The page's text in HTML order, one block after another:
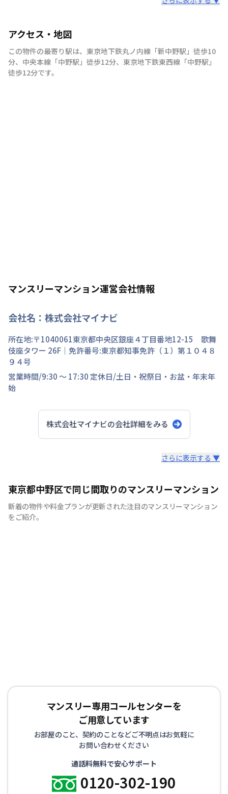
アクセス・地図
この物件の最寄り駅は、 東京地下鉄丸ノ内線 「新中野駅 」 徒歩10
分、 中央本線 「中野駅 」 徒歩12分、 東京地下鉄東西線 「中野駅 」
徒歩12分です。
マンスリーマンション運営会社情報
会社名： 株式会社マイナビ
所在地:〒1040061東京都中央区銀座４丁目番地12-15 歌舞
伎座タワー 26F ｜免許番号:東京都知事免許（１）第１０４８
９４号
営業時間/9:30 ～ 17:30 定休日/土日・祝祭日・お盆・年末年
始
株式会社マイナビの会社詳細をみる
快適で安心な住まいをご提供。入居者様の住み心地と健康
を考え、専門部隊がお部屋を厳選！入居者満足度97％！
さらに表示する ▼
東京都中野区で同じ間取りのマンスリーマンション
新着の物件や料金プランが更新された注目のマンスリーマンション
をご紹介。
マンスリー専用コールセンターを
ご用意しています
お部屋のこと、契約のことなどご不明点はお気軽に
お問い合わせください
通話料無料で安心サポート
0120-302-190